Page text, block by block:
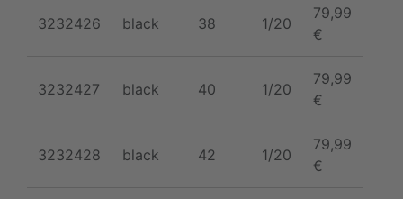
3232426 black 38 1/20
79,99
€
3232427 black 40 1/20
79,99
€
3232428 black 42 1/20
79,99
€